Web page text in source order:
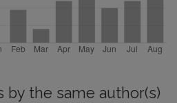
by the same author(s)